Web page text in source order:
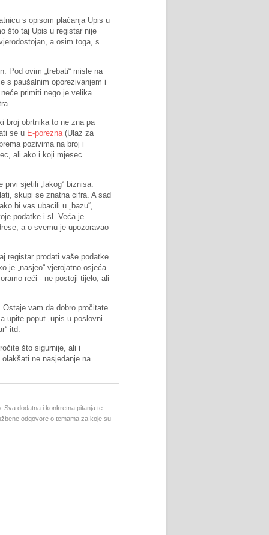
s opisom plaćanja Upis u
što taj Upis u registar nije
a osim toga, s
Pod ovim „trebati“ misle na
s paušalnim oporezivanjem i
primiti nego je velika
broj obrtnika to ne zna pa
se u E-porezna (Ulaz za
pozivima na broj i
ali ako i koji mjesec
sjetili „lakog“ biznisa.
skupi se znatna cifra. A sad
bi vas ubacili u „bazu“,
podatke i sl. Veća je
a o svemu je upozoravao
registar prodati vaše podatke
je „nasjeo“ vjerojatno osjeća
reći - ne postoji tijelo, ali
vam da dobro pročitate
upite poput „upis u poslovni
itd.
što sigurnije, ali i
ne nasjedanje na
Sva dodatna i konkretna pitanja te
odgovore o temama za koje su